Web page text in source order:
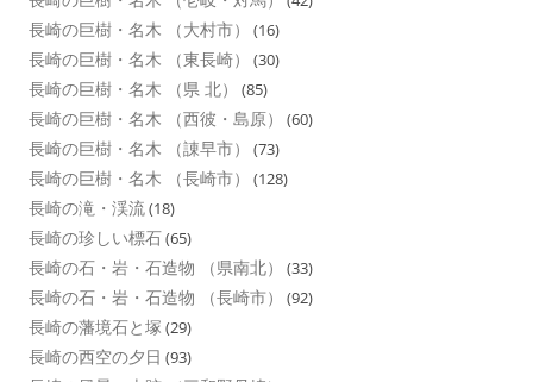
長崎の巨樹・名木 （大村市） (16)
長崎の巨樹・名木 （東長崎） (30)
長崎の巨樹・名木 （県 北） (85)
長崎の巨樹・名木 （西彼・島原） (60)
長崎の巨樹・名木 （諌早市） (73)
長崎の巨樹・名木 （長崎市） (128)
長崎の滝・渓流(18)
長崎の珍しい標石(65)
長崎の石・岩・石造物 （県南北） (33)
長崎の石・岩・石造物 （長崎市） (92)
長崎の藩境石と塚 (29)
長崎の西空の夕日 (93)